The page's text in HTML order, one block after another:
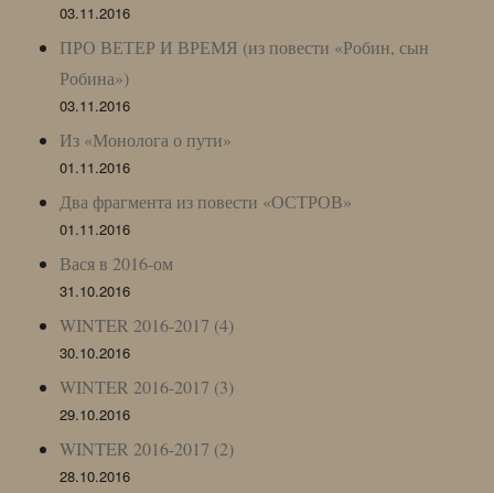
03.11.2016
ПРО ВЕТЕР И ВРЕМЯ (из повести «Робин, сын
Робина»)
03.11.2016
Из «Монолога о пути»
01.11.2016
Два фрагмента из повести «ОСТРОВ»
01.11.2016
Вася в 2016-ом
31.10.2016
WINTER 2016-2017 (4)
30.10.2016
WINTER 2016-2017 (3)
29.10.2016
WINTER 2016-2017 (2)
28.10.2016